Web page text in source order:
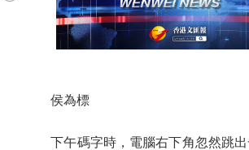
侯為標
下午碼字時，電腦右下角忽然跳出